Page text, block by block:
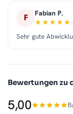
F Fabian P.
Sehr gute
Bewertungen zu
5,00